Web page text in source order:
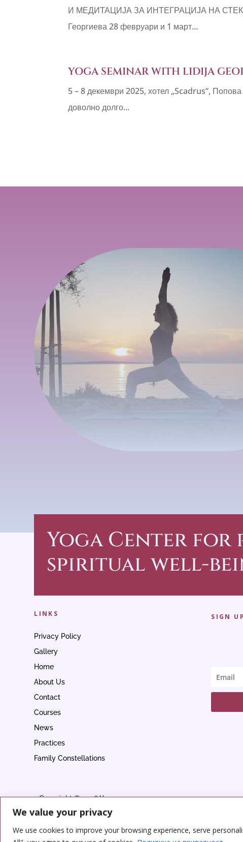
We value your privacy
We use cookies to improve your browsing experience, serve
И МЕДИТАЦИЈА ЗА ИНТЕГРАЦИЈА НА
Георгиева 28 февруари и 1 март...
YOGA SEMINAR WITH LIDIJA
5 – 8 декември 2025, хотел „Scadrus“,
доволно долго...
Yoga Center for
spiritual well-
LINKS
Privacy Policy
Gallery
Home
About Us
Contact
Courses
News
Practices
Family Constellations
SIGN
Copyright © 2026 Yoga
Center